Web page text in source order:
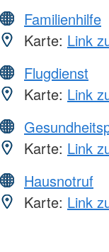
Familienhilfe
Karte: Link
Flugdienst
Karte: Link
Karte: Link
Hausnotruf
Karte: Link